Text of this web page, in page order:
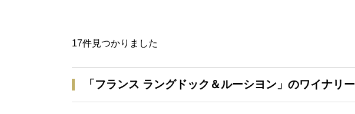
17件見つかりました
「フランス ラングドック＆ルーシヨン」のワイナリー